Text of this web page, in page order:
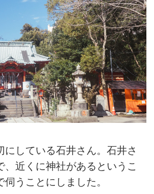
にしている石井さん。石井さ
、近くに神社があるというこ
伺うことにしました。